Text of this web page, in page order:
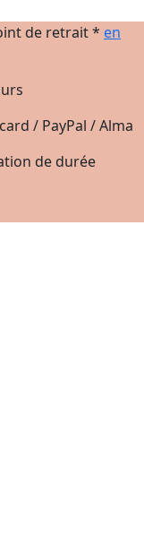
de retrait * en
/ PayPal / Alma
de durée